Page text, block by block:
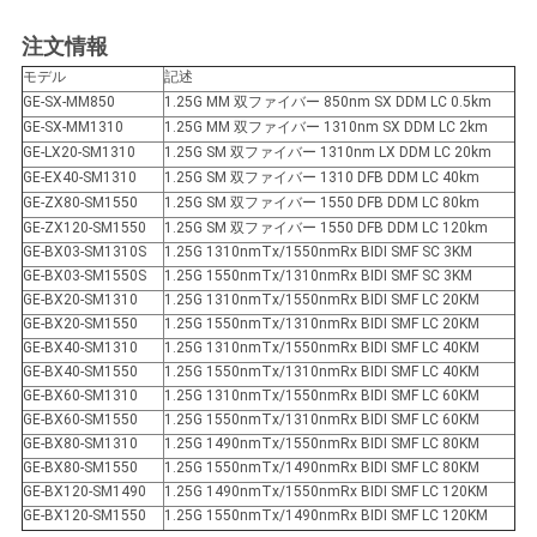
注文情報
モデル
記述
GE-SX-MM850
1.25G MM 双ファイバー 850nm SX DDM LC 0.5km
GE-SX-MM1310
1.25G MM 双ファイバー 1310nm SX DDM LC 2km
GE-LX20-SM1310
1.25G SM 双ファイバー 1310nm LX DDM LC 20km
GE-EX40-SM1310
1.25G SM 双ファイバー 1310 DFB DDM LC 40km
GE-ZX80-SM1550
1.25G SM 双ファイバー 1550 DFB DDM LC 80km
GE-ZX120-SM1550
1.25G SM 双ファイバー 1550 DFB DDM LC 120km
GE-BX03-SM1310S
1.25G 1310nmTx/1550nmRx BIDI SMF SC 3KM
GE-BX03-SM1550S
1.25G 1550nmTx/1310nmRx BIDI SMF SC 3KM
GE-BX20-SM1310
1.25G 1310nmTx/1550nmRx BIDI SMF LC 20KM
GE-BX20-SM1550
1.25G 1550nmTx/1310nmRx BIDI SMF LC 20KM
GE-BX40-SM1310
1.25G 1310nmTx/1550nmRx BIDI SMF LC 40KM
GE-BX40-SM1550
1.25G 1550nmTx/1310nmRx BIDI SMF LC 40KM
GE-BX60-SM1310
1.25G 1310nmTx/1550nmRx BIDI SMF LC 60KM
GE-BX60-SM1550
1.25G 1550nmTx/1310nmRx BIDI SMF LC 60KM
GE-BX80-SM1310
1.25G 1490nmTx/1550nmRx BIDI SMF LC 80KM
GE-BX80-SM1550
1.25G 1550nmTx/1490nmRx BIDI SMF LC 80KM
GE-BX120-SM1490
1.25G 1490nmTx/1550nmRx BIDI SMF LC 120KM
GE-BX120-SM1550
1.25G 1550nmTx/1490nmRx BIDI SMF LC 120KM